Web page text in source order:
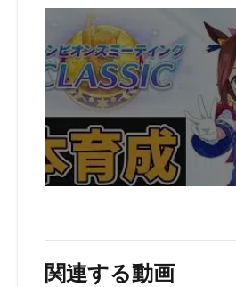
関連する動画